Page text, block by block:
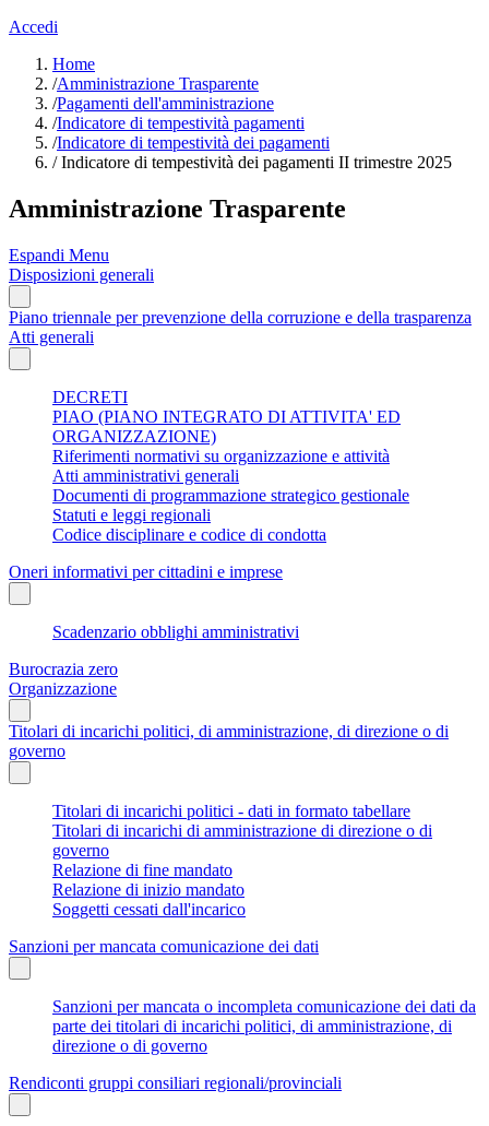
Accedi
Home
/Amministrazione Trasparente
/Pagamenti dell'amministrazione
/Indicatore di tempestività pagamenti
/Indicatore di tempestività dei pagamenti
/Indicatore di tempestività dei pagamenti II trimestre 2025
Amministrazione Trasparente
Espandi Menu
Disposizioni generali
Piano triennale per prevenzione della corruzione e della trasparenza
Atti generali
DECRETI
PIAO (PIANO INTEGRATO DI ATTIVITA' ED
ORGANIZZAZIONE)
Riferimenti normativi su organizzazione e attività
Atti amministrativi generali
Documenti di programmazione strategico gestionale
Statuti e leggi regionali
Codice disciplinare e codice di condotta
Oneri informativi per cittadini e imprese
Scadenzario obblighi amministrativi
Burocrazia zero
Organizzazione
Titolari di incarichi politici, di amministrazione, di direzione o di
governo
Titolari di incarichi politici - dati in formato tabellare
Titolari di incarichi di amministrazione di direzione o di
governo
Relazione di fine mandato
Relazione di inizio mandato
Soggetti cessati dall'incarico
Sanzioni per mancata comunicazione dei dati
Sanzioni per mancata o incompleta comunicazione dei dati da
parte dei titolari di incarichi politici, di amministrazione, di
direzione o di governo
Rendiconti gruppi consiliari regionali/provinciali